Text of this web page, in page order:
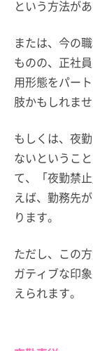
という方法があ
または、今の
ものの、正社
用形態をパー
肢かもしれませ
もしくは、夜
ないというこ
て、「夜勤禁
えば、勤務先
ります。
ただし、この
ガティブな印
えられます。